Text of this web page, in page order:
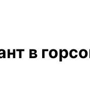
в